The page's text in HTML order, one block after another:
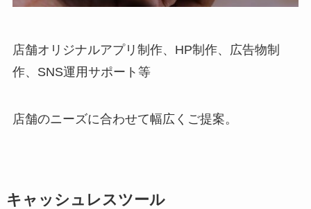
店舗オリジナルアプリ制作、HP制作、広告物制
作、SNS運用サポート等
店舗のニーズに合わせて幅広くご提案。
キャッシュレスツール